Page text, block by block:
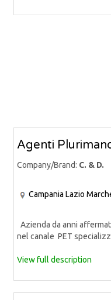
Agenti
Company/Brand: C. & D.
Campania Lazio
Azienda da anni
nel canale PET
View full description